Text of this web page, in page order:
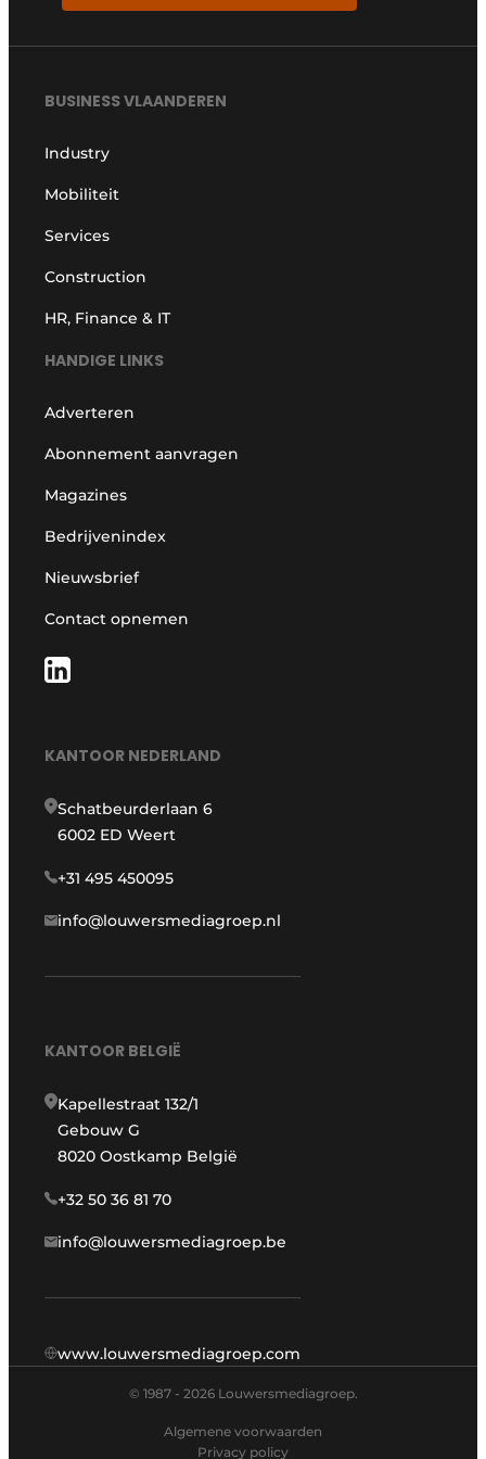
BUSINESS VLAANDEREN
Industry
Mobiliteit
Services
Construction
HR, Finance & IT
HANDIGE LINKS
Adverteren
Abonnement aanvragen
Magazines
Bedrijvenindex
Nieuwsbrief
Contact opnemen
KANTOOR NEDERLAND
Schatbeurderlaan 6
6002 ED Weert
+31 495 450095
info@louwersmediagroep.nl
KANTOOR BELGIË
Kapellestraat 132/1
Gebouw G
8020 Oostkamp België
+32 50 36 81 70
info@louwersmediagroep.be
www.louwersmediagroep.com
© 1987 - 2026 Louwersmediagroep.
Algemene voorwaarden
Privacy policy